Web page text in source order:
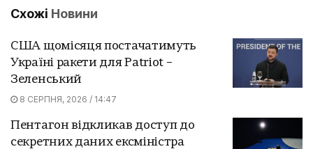
Схожі Новини
США щомісяця постачатимуть
Україні ракети для Patriot –
Зеленський
8 СЕРПНЯ, 2026 / 14:47
Пентагон відкликав доступ до
секретних даних ексміністра